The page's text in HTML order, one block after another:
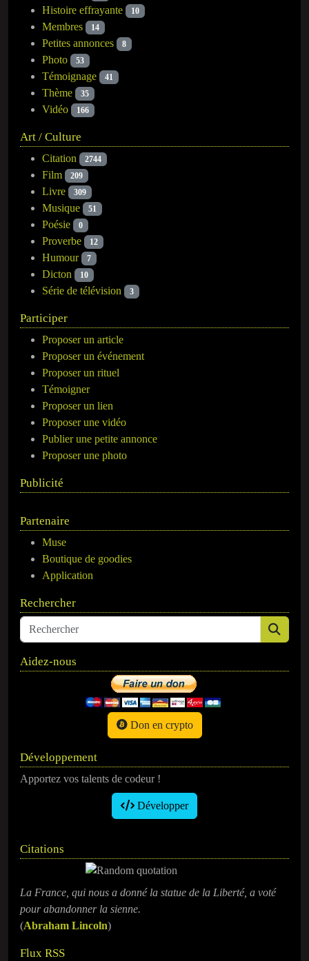
Histoire effrayante 10
Membres 14
Petites annonces 8
Photo 53
Témoignage 41
Thème 35
Vidéo 166
Art / Culture
Citation 2744
Film 209
Livre 309
Musique 51
Poésie 0
Proverbe 12
Humour 7
Dicton 10
Série de télévision 3
Participer
Proposer un article
Proposer un événement
Proposer un rituel
Témoigner
Proposer un lien
Proposer une vidéo
Publier une petite annonce
Proposer une photo
Publicité
Partenaire
Muse
Boutique de goodies
Application
Rechercher
Aidez-nous
Don en crypto
Développement
Apportez vos talents de codeur !
Développer
Citations
La France, qui nous a donné la statue de la Liberté, a voté
pour abandonner la sienne.
(Abraham Lincoln)
Flux RSS